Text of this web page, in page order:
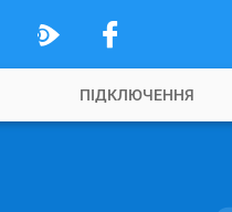
ПІДКЛЮЧЕННЯ